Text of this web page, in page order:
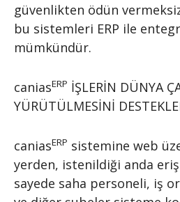
güvenlikten ödün
bu sistemleri ERP ile
mümkündür.
caniasERP İŞLERİN DÜNYA
YÜRÜTÜLMESİNİ
caniasERP sistemine web
yerden, istenildiği anda
sayede saha personeli, iş